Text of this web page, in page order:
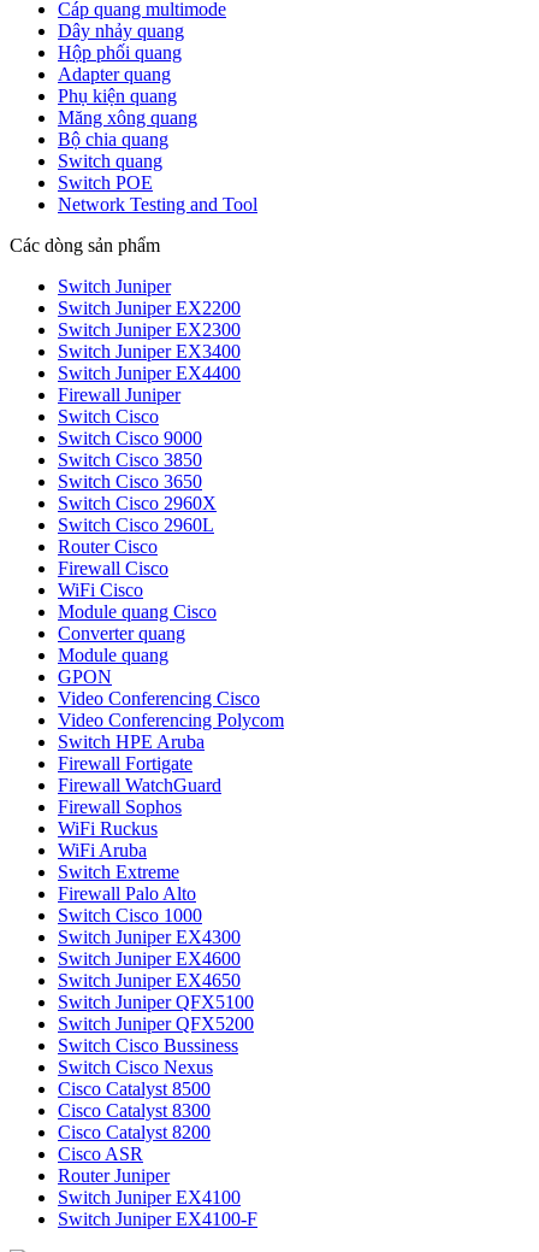
Cáp quang multimode
Dây nhảy quang
Hộp phối quang
Adapter quang
Phụ kiện quang
Măng xông quang
Bộ chia quang
Switch quang
Switch POE
Network Testing and Tool
Các dòng sản phẩm
Switch Juniper
Switch Juniper EX2200
Switch Juniper EX2300
Switch Juniper EX3400
Switch Juniper EX4400
Firewall Juniper
Switch Cisco
Switch Cisco 9000
Switch Cisco 3850
Switch Cisco 3650
Switch Cisco 2960X
Switch Cisco 2960L
Router Cisco
Firewall Cisco
WiFi Cisco
Module quang Cisco
Converter quang
Module quang
GPON
Video Conferencing Cisco
Video Conferencing Polycom
Switch HPE Aruba
Firewall Fortigate
Firewall WatchGuard
Firewall Sophos
WiFi Ruckus
WiFi Aruba
Switch Extreme
Firewall Palo Alto
Switch Cisco 1000
Switch Juniper EX4300
Switch Juniper EX4600
Switch Juniper EX4650
Switch Juniper QFX5100
Switch Juniper QFX5200
Switch Cisco Bussiness
Switch Cisco Nexus
Cisco Catalyst 8500
Cisco Catalyst 8300
Cisco Catalyst 8200
Cisco ASR
Router Juniper
Switch Juniper EX4100
Switch Juniper EX4100-F